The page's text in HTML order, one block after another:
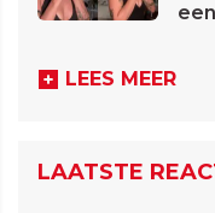
LEES MEER
LAATSTE